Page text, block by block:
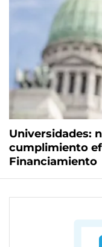
Universidades:
cumplimiento
Financiamiento